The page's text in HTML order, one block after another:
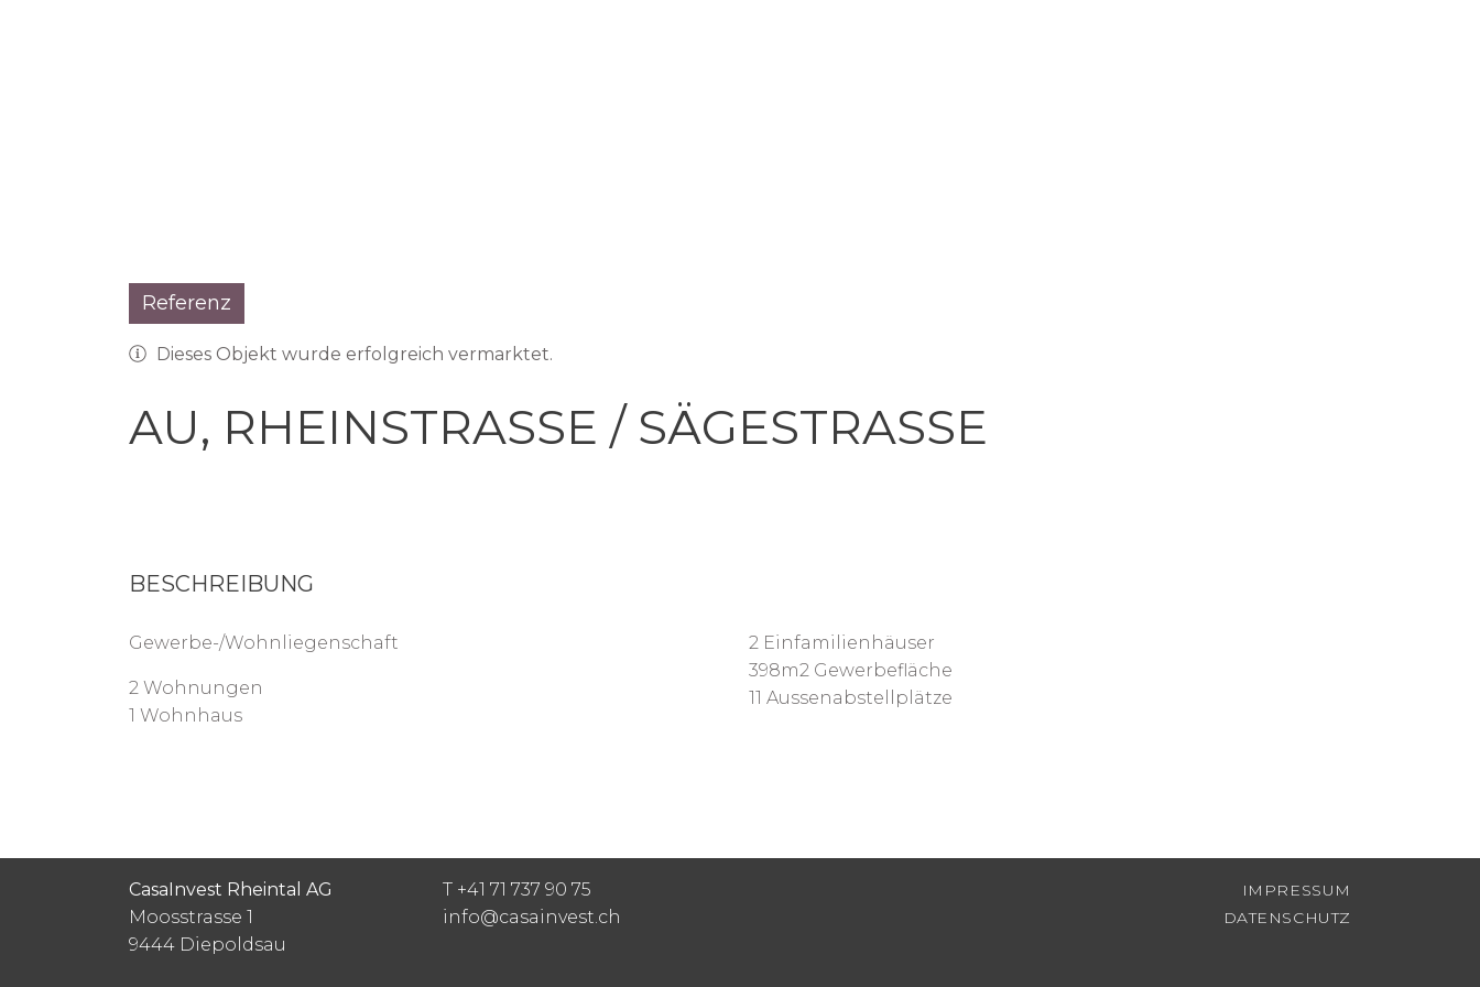
Referenz
Dieses Objekt wurde erfolgreich vermarktet.
AU, RHEINSTRASSE / SÄGESTRASSE
BESCHREIBUNG
Gewerbe-/Wohnliegenschaft
2 Wohnungen
1 Wohnhaus
2 Einfamilienhäuser
398m2 Gewerbefläche
11 Aussenabstellplätze
CasaInvest Rheintal AG
Moosstrasse 1
9444 Diepoldsau
T +41 71 737 90 75
info@casainvest.ch
IMPRESSUM
DATENSCHUTZ